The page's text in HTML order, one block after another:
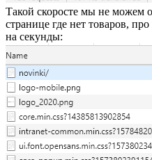
Такой скоросте мы не можем
странице где нет товаров,
на секунды: